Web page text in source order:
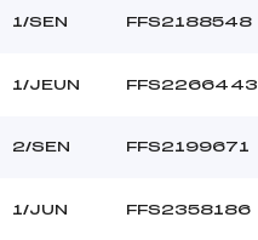
77.9500
1/SEN FFS2188548
1/JEUN FFS2266443
2/SEN FFS2199671
1/JUN FFS2358186